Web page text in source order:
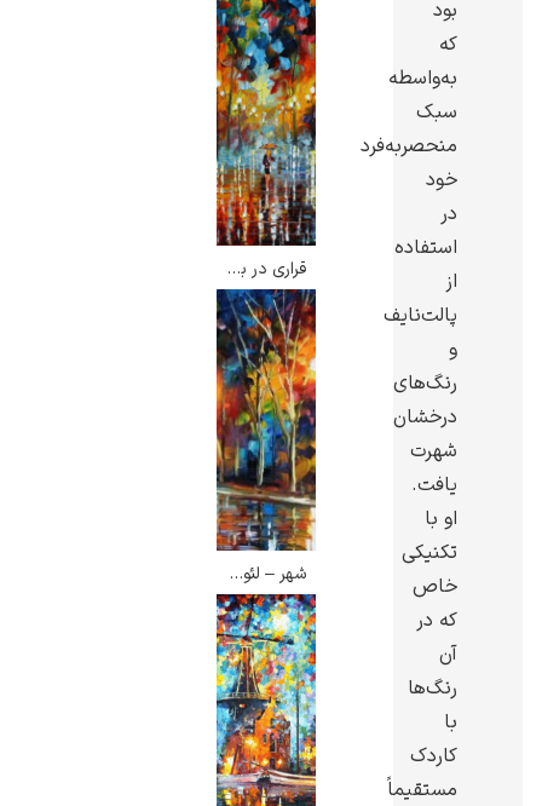
گوستاو کلیمت
ادوارد مونک
کامی پیسارو
بود
که
به‌واسطه
سبک
منحصربه‌فرد
خود
در
استفاده
از
پالت‌نایف
و
رنگ‌های
درخشان
شهرت
یافت.
او با
تکنیکی
خاص
که در
آن
رنگ‌ها
با
کاردک
مستقیماً
قراری در باران – لئونید آفرمو
شهر – لئونید آفرمو